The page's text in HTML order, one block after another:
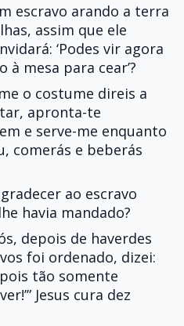
escravo arando a terra
assim que ele
‘Podes vir agora
mesa para cear’?
o costume direis a
apronta-te
e serve-me enquanto
comerás e beberás
ao escravo
havia mandado?
depois de haverdes
foi ordenado, dizei:
tão somente
Jesus cura dez